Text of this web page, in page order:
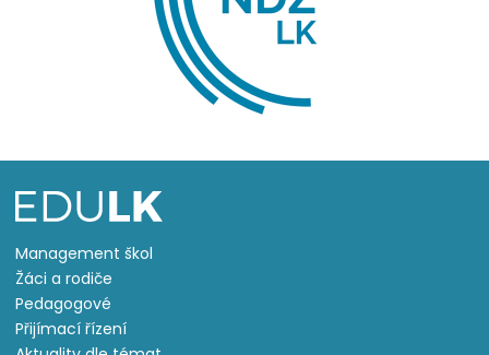
Management škol
Žáci a rodiče
Pedagogové
Přijímací řízení